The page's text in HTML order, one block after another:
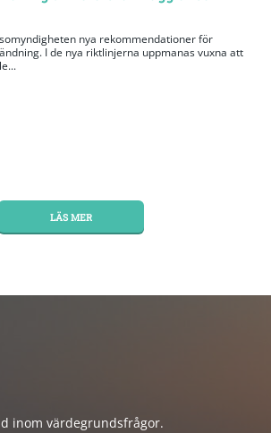
nya rekommendationer för
I de nya riktlinjerna uppmanas vuxna att
LÄS MER
inom värdegrundsfrågor.